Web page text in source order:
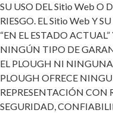
SU USO DEL Sitio Web O
RIESGO. EL Sitio Web Y
“EN EL ESTADO
NINGÚN TIPO DE
EL PLOUGH NI
PLOUGH OFRECE
REPRESENTACIÓN CON
SEGURIDAD,